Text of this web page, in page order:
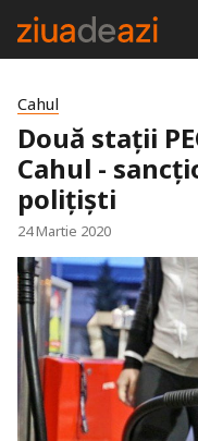
Cahul
Două stații
Cahul -
polițiști
24 Martie 2020